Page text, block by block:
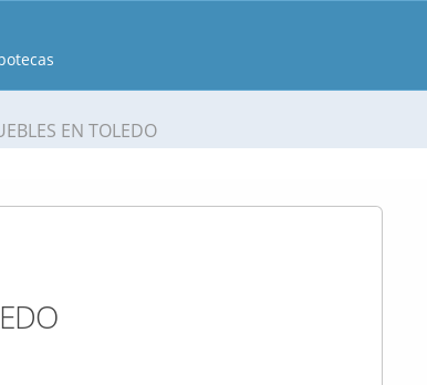
EN TOLEDO